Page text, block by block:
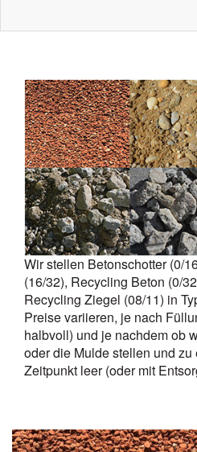
Wir stellen Betonschotter (0/
(16/32), Recycling Beton (0/
Recycling Ziegel (08/11) in
Preise variieren, je nach
halbvoll) und je nachdem ob
oder die Mulde stellen und zu
Zeitpunkt leer (oder mit